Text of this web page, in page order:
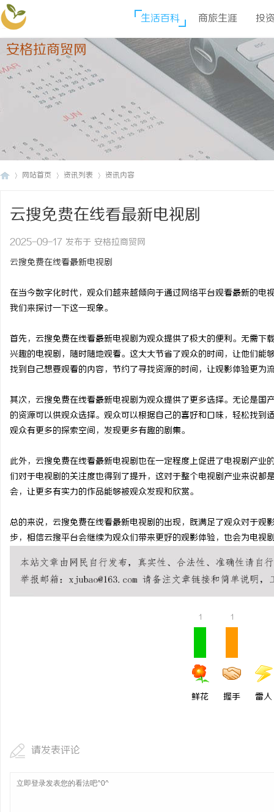
安格拉商贸网
生活百科 商旅生涯 投
网站首页 资讯列表 资讯内容
云搜免费在线看最新电视剧
2025-09-17 发布于 安格拉商贸网
云搜免费在线看最新电视剧
在当今数字化时代，观众们越来越倾向于通过网络平台观看最新的
我们来探讨一下这一现象。
首先，云搜免费在线看最新电视剧为观众提供了极大的便利。无需
兴趣的电视剧，随时随地观看。这大大节省了观众的时间，让他们
找到自己想要观看的内容，节约了寻找资源的时间，让观影体验更为
其次，云搜免费在线看最新电视剧为观众提供了更多选择。无论是
的资源可以供观众选择。观众可以根据自己的喜好和口味，轻松找
观众有更多的探索空间，发现更多有趣的剧集。
此外，云搜免费在线看最新电视剧也在一定程度上促进了电视剧产
们对于电视剧的关注度也得到了提升，这对于整个电视剧产业来说
会，让更多有实力的作品能够被观众发现和欣赏。
总的来说，云搜免费在线看最新电视剧的出现，既满足了观众对于
步，相信云搜平台会继续为观众们带来更好的观影体验，也会为电视
1
鲜花
1
握手 雷人
请发表评论
武汉配眼镜 上海配眼镜